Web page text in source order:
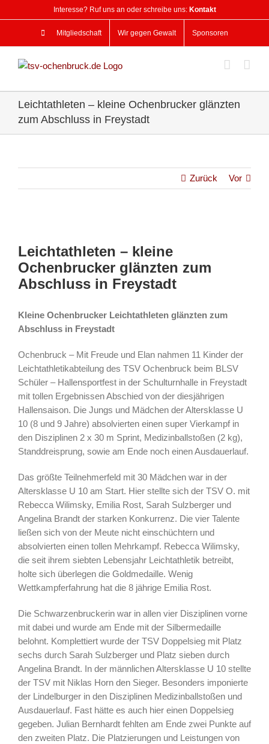
Inhalt
Interesse? Ruf uns an oder schreibe uns: Kontakt
Mitgliedschaft Wir gegen Gewalt Sponsoren
Leichtathleten – kleine Ochenbrucker glänzten
zum Abschluss in Freystadt
Zurück Vor
grösseres
Bild
Leichtathleten – kleine
Ochenbrucker glänzten zum
Abschluss in Freystadt
Kleine Ochenbrucker Leichtathleten glänzten zum
Abschluss in Freystadt
Ochenbruck – Mit Freude und Elan nahmen 11 Kinder der
Leichtathletikabteilung des TSV Ochenbruck beim BLSV
Schüler – Hallensportfest in der Schulturnhalle in Freystadt
mit tollen Ergebnissen Abschied von der diesjährigen
Hallensaison. Die Jungs und Mädchen der Altersklasse U
10 (8 und 9 Jahre) absolvierten einen super Vierkampf in
den Disziplinen 2 x 30 m Sprint, Medizinballstoßen (2 kg),
Standdreisprung, sowie am Ende noch einen Ausdauerlauf.
Das größte Teilnehmerfeld mit 30 Mädchen war in der
Altersklasse U 10 am Start. Hier stellte sich der TSV O. mit
Rebecca Wilimsky, Emilia Rost, Sarah Sulzberger und
Angelina Brandt der starken Konkurrenz. Die vier Talente
ließen sich von der Meute nicht einschüchtern und
absolvierten einen tollen Mehrkampf. Rebecca Wilimsky,
die seit ihrem siebten Lebensjahr Leichtathletik betreibt,
holte sich überlegen die Goldmedaille. Wenig
Wettkampferfahrung hat die 8 jährige Emilia Rost.
Die Schwarzenbruckerin war in allen vier Disziplinen vorne
mit dabei und wurde am Ende mit der Silbermedaille
belohnt. Komplettiert wurde der TSV Doppelsieg mit Platz
sechs durch Sarah Sulzberger und Platz sieben durch
Angelina Brandt. In der männlichen Altersklasse U 10 stellte
der TSV mit Niklas Horn den Sieger. Besonders imponierte
der Lindelburger in den Disziplinen Medizinballstoßen und
Ausdauerlauf. Fast hätte es auch hier einen Doppelsieg
gegeben. Julian Bernhardt fehlten am Ende zwei Punkte auf
den zweiten Platz. Die Platzierungen und Leistungen von